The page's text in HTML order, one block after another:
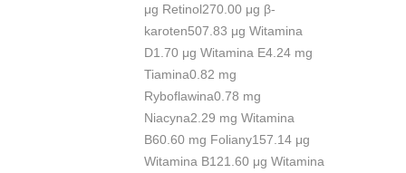
μg Retinol270.00 μg β-
karoten507.83 μg Witamina
D1.70 μg Witamina E4.24 mg
Tiamina0.82 mg
Ryboflawina0.78 mg
Niacyna2.29 mg Witamina
B60.60 mg Foliany157.14 μg
Witamina B121.60 μg Witamina